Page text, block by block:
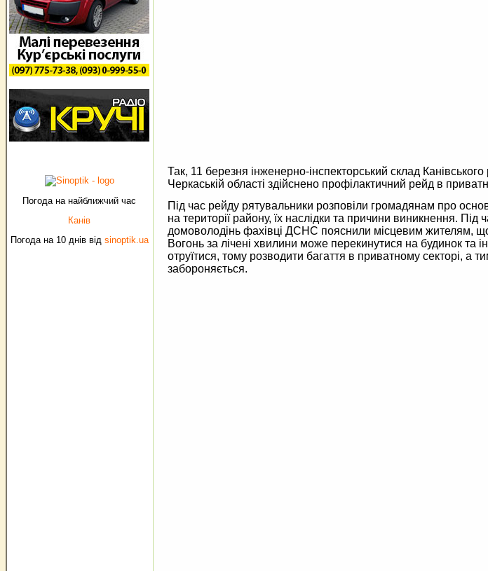
Погода на найближчий час
Канів
Погода на 10 днів від sinoptik.ua
Так, 11 березня інженерно-інспекторський склад
Черкаській області здійснено профілактичний рейд в
Під час рейду рятувальники розповіли громадянам про
на території району, їх наслідки та причини виникнення.
домоволодінь фахівці ДСНС пояснили місцевим жителям,
Вогонь за лічені хвилини може перекинутися на будинок та
отруїтися, тому розводити багаття в приватному секторі, а
забороняється.